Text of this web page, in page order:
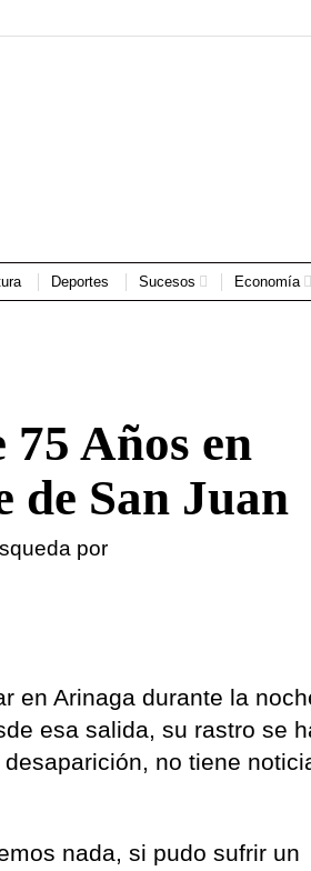
Deportes Sucesos Economía
Años en
de San Juan
por
en Arinaga durante la
esa salida, su rastro se
no tiene
nada, si pudo sufrir un